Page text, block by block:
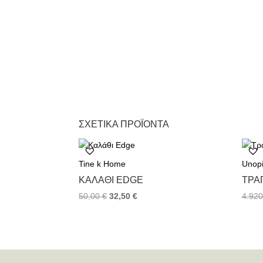
ΣΧΕΤΙΚΆ ΠΡΟΪΌΝΤΑ
Tine k Home
ΚΑΛΆΘΙ EDGE
50,00€ 32,50€